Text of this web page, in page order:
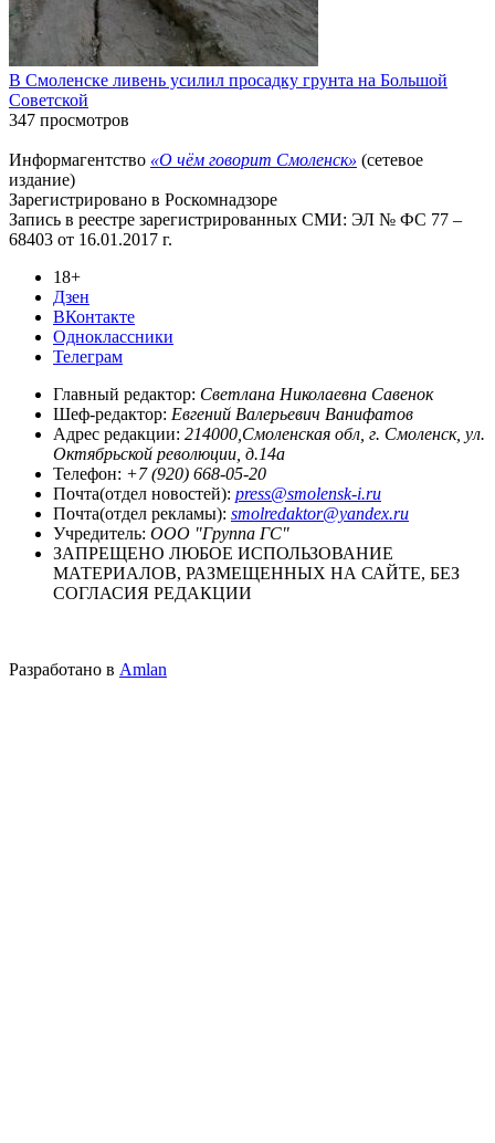
В Смоленске ливень усилил просадку грунта на Большой
Советской
347 просмотров
Информагентство «О чём говорит Смоленск» (сетевое
издание)
Зарегистрировано в Роскомнадзоре
Запись в реестре зарегистрированных СМИ: ЭЛ № ФС 77 –
68403 от 16.01.2017 г.
18+
Дзен
ВКонтакте
Одноклассники
Телеграм
Главный редактор: Светлана Николаевна Савенок
Шеф-редактор: Евгений Валерьевич Ванифатов
Адрес редакции: 214000,Смоленская обл, г. Смоленск, ул.
Октябрьской революции, д.14а
Телефон: +7 (920) 668-05-20
Почта(отдел новостей): press@smolensk-i.ru
Почта(отдел рекламы): smolredaktor@yandex.ru
Учредитель: ООО "Группа ГС"
ЗАПРЕЩЕНО ЛЮБОЕ ИСПОЛЬЗОВАНИЕ
МАТЕРИАЛОВ, РАЗМЕЩЕННЫХ НА САЙТЕ, БЕЗ
СОГЛАСИЯ РЕДАКЦИИ
Разработано в Amlan